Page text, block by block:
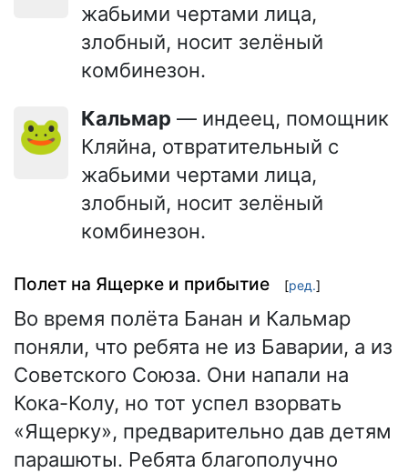
жабьими чертами лица,
злобный, носит зелёный
комбинезон.
🐸 Кальмар — индеец, помощник
Кляйна, отвратительный с
жабьими чертами лица,
злобный, носит зелёный
комбинезон.
Полет на Ящерке и прибытие [ред.]
Во время полёта Банан и Кальмар
поняли, что ребята не из Баварии, а из
Советского Союза. Они напали на
Кока-Колу, но тот успел взорвать
«Ящерку», предварительно дав детям
парашюты. Ребята благополучно